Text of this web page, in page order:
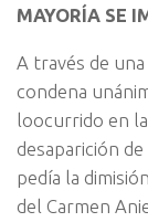
MAYORÍA SE
A través de
condena
loocurrido en
desaparición
pedía la
del Carmen